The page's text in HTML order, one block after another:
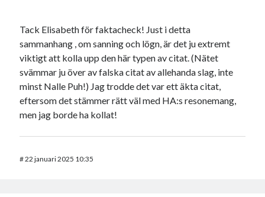
Tack Elisabeth för faktacheck! Just i detta
sammanhang , om sanning och lögn, är det ju extremt
viktigt att kolla upp den här typen av citat. (Nätet
svämmar ju över av falska citat av allehanda slag, inte
minst Nalle Puh!) Jag trodde det var ett äkta citat,
eftersom det stämmer rätt väl med HA:s resonemang,
men jag borde ha kollat!
#22 januari 2025 10:35